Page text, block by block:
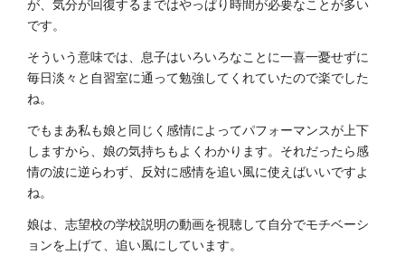
です。
そういう意味では、息子はいろいろなことに一喜一憂せずに
毎日淡々と自習室に通って勉強してくれていたので楽でした
ね。
でもまあ私も娘と同じく感情によってパフォーマンスが上下
しますから、娘の気持ちもよくわかります。それだったら感
情の波に逆らわず、反対に感情を追い風に使えばいいですよ
ね。
娘は、志望校の学校説明の動画を視聴して自分でモチベーシ
ョンを上げて、追い風にしています。